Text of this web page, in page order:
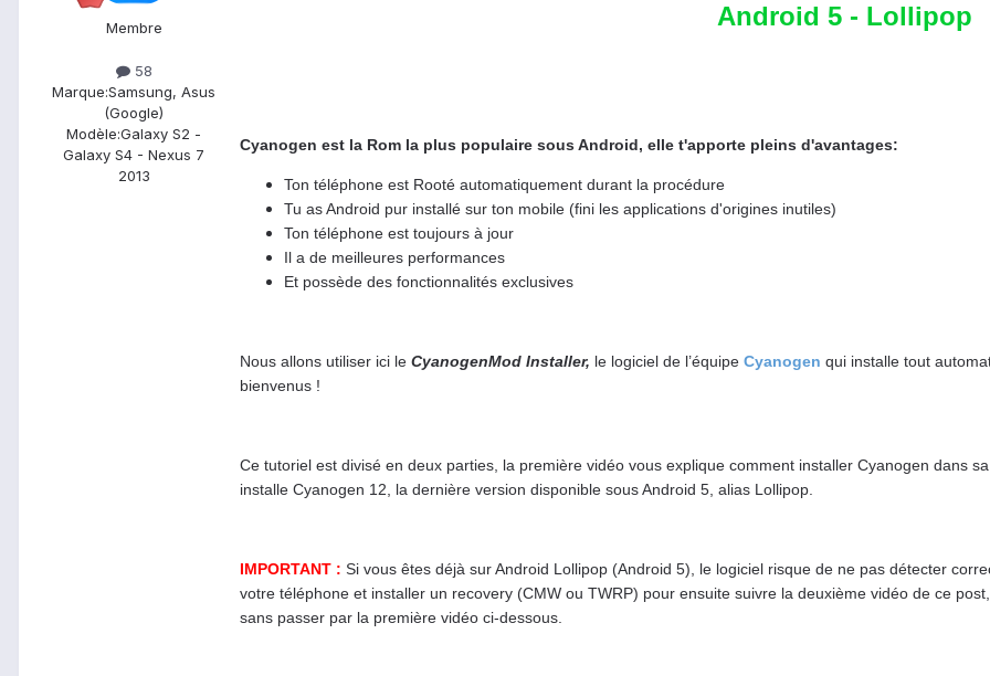
Membre
58
Marque:Samsung, Asus
(Google)
Modèle:Galaxy S2 -
Galaxy S4 - Nexus 7
2013
Android 5 - Lollipop
Cyanogen est la Rom la plus populaire sous Android, elle t'apporte pleins d'avantages:
Ton téléphone est Rooté automatiquement durant la procédure
Tu as Android pur installé sur ton mobile (fini les applications d'origines inutiles)
Ton téléphone est toujours à jour
Il a de meilleures performances
Et possède des fonctionnalités exclusives
Nous allons utiliser ici le CyanogenMod Installer, le logiciel de l’équipe Cyanogen qui installe tout
bienvenus !
Ce tutoriel est divisé en deux parties, la première vidéo vous explique comment installer Cyanogen dans
installe Cyanogen 12, la dernière version disponible sous Android 5, alias Lollipop.
IMPORTANT : Si vous êtes déjà sur Android Lollipop (Android 5), le logiciel risque de ne pas détecter
votre téléphone et installer un recovery (CMW ou TWRP) pour ensuite suivre la deuxième vidéo de ce
sans passer par la première vidéo ci-dessous.